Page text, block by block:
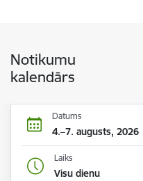
Notikumu
kalendārs
Datums
4.–7. augusts, 2026
Laiks
Visu dienu